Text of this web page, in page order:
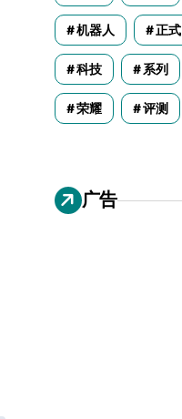
机器人 正式
科技 系列
荣耀 评测
广告